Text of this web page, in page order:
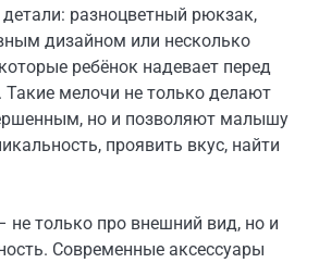
детали: разноцветный рюкзак,
дизайном или несколько
ребёнок надевает перед
мелочи не только делают
но и позволяют малышу
проявить вкус, найти
не только про внешний вид, но и
Современные аксессуары